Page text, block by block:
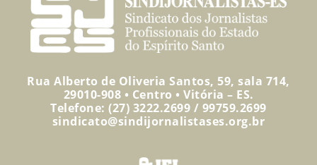
Rua Alberto de Oliveria Santos, 59, sala 714,
29010-908 • Centro • Vitória – ES.
Telefone: (27) 3222.2699 / 99759.2699
sindicato@sindijornalistases.org.br